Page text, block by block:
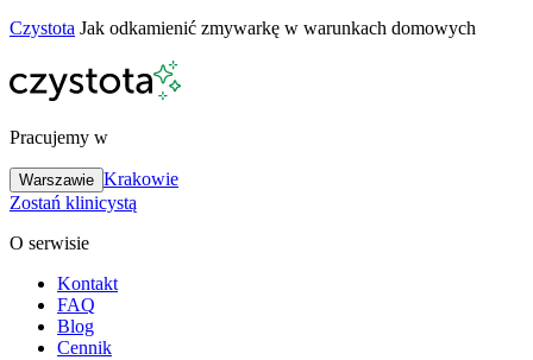
Czystota Jak odkamienić zmywarkę w warunkach domowych
Pracujemy w
Warszawie Krakowie
Zostań klinicystą
O serwisie
Kontakt
FAQ
Blog
Cennik